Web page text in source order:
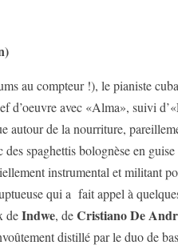
au compteur !), le pianiste
d’oeuvre avec «Alma», suivi
de la nourriture,
spaghettis bolognèse en
instrumental et militant
qui a fait appel à
deIndwe, deCristiano De
distillé par le duo de